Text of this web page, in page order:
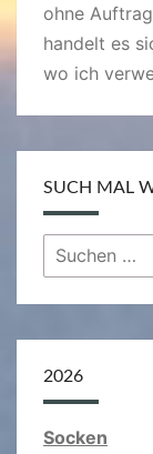
ohne
handelt es
wo ich
SUCH MAL
Suchen
nach:
2026
Socken